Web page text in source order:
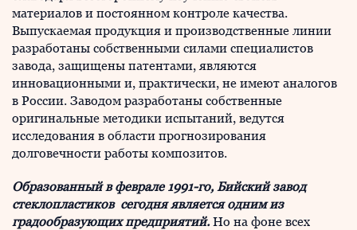
материалов и постоянном контроле качества.
Выпускаемая продукция и производственные линии
разработаны собственными силами специалистов
завода, защищены патентами, являются
инновационными и, практически, не имеют аналогов
в России. Заводом разработаны собственные
оригинальные методики испытаний, ведутся
исследования в области прогнозирования
долговечности работы композитов.
Образованный в феврале 1991-го, Бийский завод
стеклопластиков сегодня является одним из
градообразующих предприятий.Но на фоне всех